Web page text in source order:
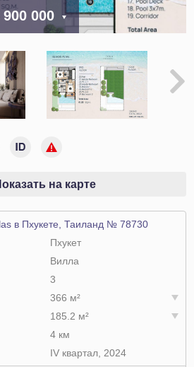
000
на карте
в Пхукете, Таиланд № 78730
Пхукет
Вилла
3
366 м²
185.2 м²
4 км
IV квартал, 2024